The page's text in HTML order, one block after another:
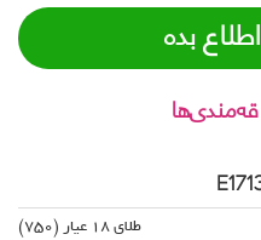
بده
طلای 18 عیار (750)